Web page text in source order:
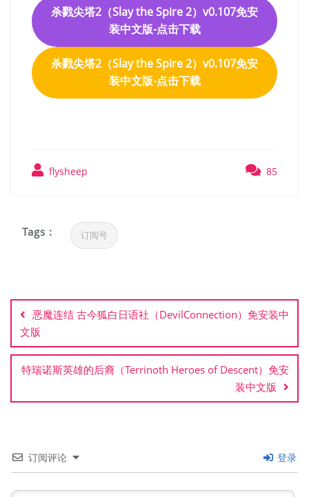
杀戮尖塔2（Slay the Spire 2）v0.107免安
装中文版-点击下载
杀戮尖塔2（Slay the Spire 2）v0.107免安
装中文版-点击下载
flysheep 85
Tags : 订阅号
章
导
航
恶魔连结 古今狐白日语社（DevilConnection）免安装中
文版
特瑞诺斯英雄的后裔（Terrinoth Heroes of Descent）免安
装中文版
订阅评论 登录